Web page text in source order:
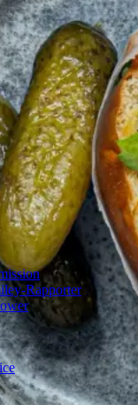
Rapporter